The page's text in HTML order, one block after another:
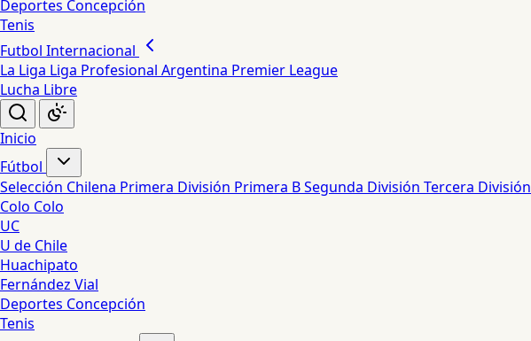
Deportes Concepción
Tenis
Futbol Internacional
La Liga Liga Profesional Argentina Premier League
Lucha Libre
Inicio
Fútbol
Selección Chilena Primera División Primera BSegunda División Tercera División
Colo Colo
UC
U de Chile
Huachipato
Fernández Vial
Deportes Concepción
Tenis